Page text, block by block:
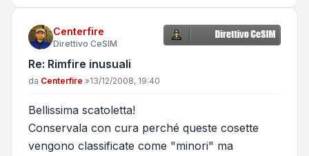
Centerfire
Direttivo CeSIM
Re: Rimfire inusuali
Messaggio
da Centerfire »13/12/2008, 19:40
Bellissima scatoletta!
Conservala con cura perché queste cosette
vengono classificate come "minori" ma